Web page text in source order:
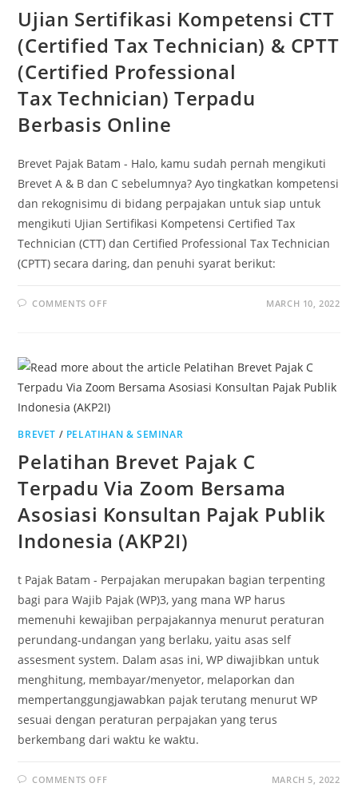
Ujian Sertifikasi Kompetensi CTT
(Certified Tax Technician) & CPTT
(Certified Professional
Tax Technician) Terpadu
Berbasis Online
Brevet Pajak Batam - Halo, kamu sudah pernah mengikuti
Brevet A & B dan C sebelumnya? Ayo tingkatkan kompetensi
dan rekognisimu di bidang perpajakan untuk siap untuk
mengikuti Ujian Sertifikasi Kompetensi Certified Tax
Technician (CTT) dan Certified Professional Tax Technician
(CPTT) secara daring, dan penuhi syarat berikut:
COMMENTS OFF MARCH 10, 2022
BREVET / PELATIHAN & SEMINAR
Pelatihan Brevet Pajak C
Terpadu Via Zoom Bersama
Asosiasi Konsultan Pajak Publik
Indonesia (AKP2I)
t Pajak Batam - Perpajakan merupakan bagian terpenting
bagi para Wajib Pajak (WP)3, yang mana WP harus
memenuhi kewajiban perpajakannya menurut peraturan
perundang-undangan yang berlaku, yaitu asas self
assesment system. Dalam asas ini, WP diwajibkan untuk
menghitung, membayar/menyetor, melaporkan dan
mempertanggungjawabkan pajak terutang menurut WP
sesuai dengan peraturan perpajakan yang terus
berkembang dari waktu ke waktu.
COMMENTS OFF MARCH 5, 2022